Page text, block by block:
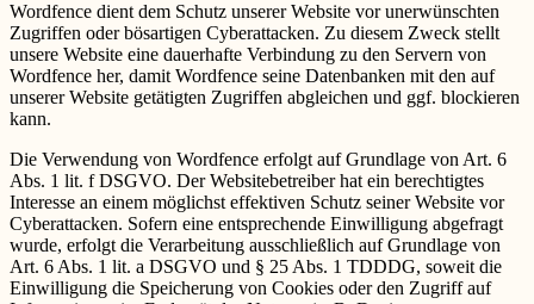
Wordfence dient dem Schutz unserer Website vor unerwünschten
Zugriffen oder bösartigen Cyberattacken. Zu diesem Zweck stellt
unsere Website eine dauerhafte Verbindung zu den Servern von
Wordfence her, damit Wordfence seine Datenbanken mit den auf
unserer Website getätigten Zugriffen abgleichen und ggf. blockieren
kann.
Die Verwendung von Wordfence erfolgt auf Grundlage von Art. 6
Abs. 1 lit. f DSGVO. Der Websitebetreiber hat ein berechtigtes
Interesse an einem möglichst effektiven Schutz seiner Website vor
Cyberattacken. Sofern eine entsprechende Einwilligung abgefragt
wurde, erfolgt die Verarbeitung ausschließlich auf Grundlage von
Art. 6 Abs. 1 lit. a DSGVO und § 25 Abs. 1 TDDDG, soweit die
Einwilligung die Speicherung von Cookies oder den Zugriff auf